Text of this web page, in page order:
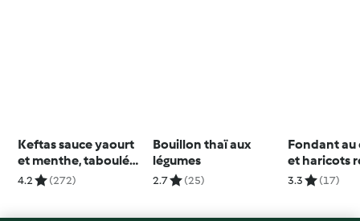
Keftas sauce yaourt
et menthe, taboulé
libanais
4.2 (272)
Bouillon thaï aux
légumes
2.7 (25)
Fondant
et haricots
sans gluten
3.3 (17)